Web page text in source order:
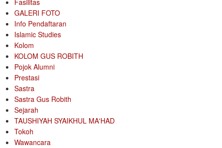
Fasilitas
GALERI FOTO
Info Pendaftaran
Islamic Studies
Kolom
KOLOM GUS ROBITH
Pojok Alumni
Prestasi
Sastra
Sastra Gus Robith
Sejarah
TAUSHIYAH SYAIKHUL MA'HAD
Tokoh
Wawancara